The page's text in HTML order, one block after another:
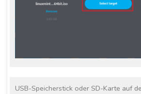
USB-Speicherstick oder SD-Karte auf